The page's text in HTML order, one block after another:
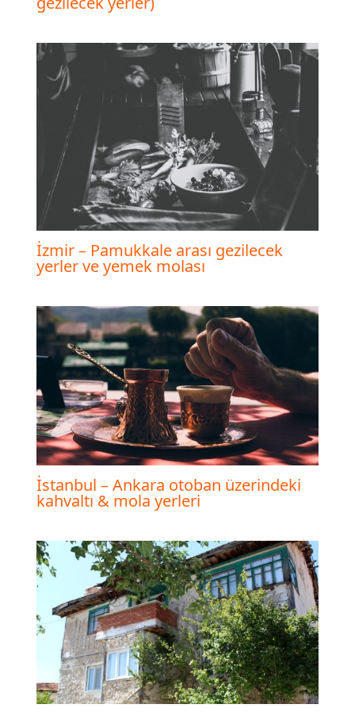
İzmir – Pamukkale arası gezilecek
yerler ve yemek molası
İstanbul – Ankara otoban üzerindeki
kahvaltı & mola yerleri